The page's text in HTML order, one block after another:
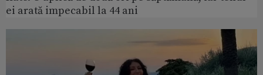
ei arată impecabil la 44 ani